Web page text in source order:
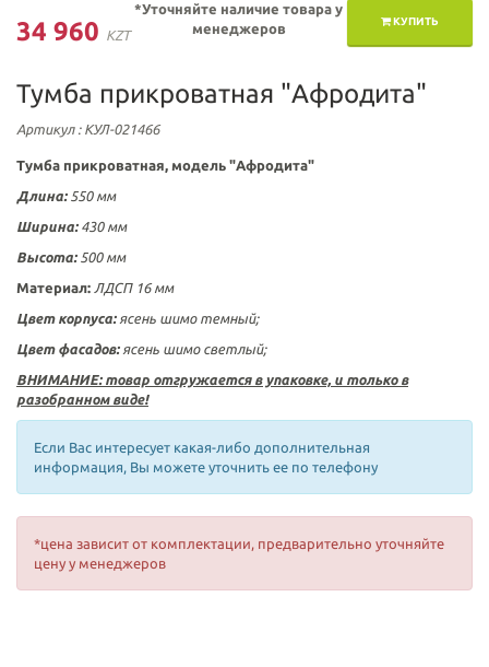
34 960 KZT
КУПИТЬ
*Уточняйте наличие товара у
менеджеров
Тумба прикроватная "Афродита"
Артикул: КУЛ-021466
Тумба прикроватная, модель "Афродита"
Длина: 550 мм
Ширина: 430 мм
Высота:500 мм
Материал: ЛДСП 16 мм
Цвет корпуса:ясень шимо темный;
Цвет фасадов:ясень шимо светлый;
ВНИМАНИЕ: товар отгружается в упаковке, и только в
разобранном виде!
Если Вас интересует какая-либо дополнительная
информация, Вы можете уточнить ее по телефону
*цена зависит от комплектации, предварительно уточняйте
цену у менеджеров